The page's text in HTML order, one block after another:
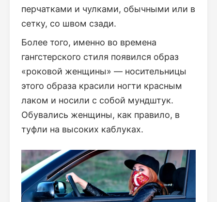
перчатками и чулками, обычными или в
сетку, со швом сзади.
Более того, именно во времена
гангстерского стиля появился образ
«роковой женщины» — носительницы
этого образа красили ногти красным
лаком и носили с собой мундштук.
Обувались женщины, как правило, в
туфли на высоких каблуках.